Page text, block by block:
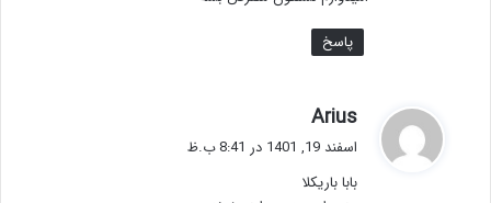
پاسخ
Arius
ف
:
اسفند 19, 1401 در 8:41 ب.ظ
بابا باریکلا